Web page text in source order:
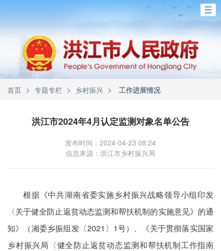
首页 > 专题专栏 > 乡村振兴 > 工作进展情况
洪江市2024年4月认定监测对象名单公告
发布时间：2024-04-23 08:24
信息来源：洪江市乡村振兴局
根据《中共湖南省委实施乡村振兴战略领导小组印发
〈关于健全防止返贫动态监测和帮扶机制的实施意见》的通
知》（湘委乡振组发〔2021〕1号）、《关于贯彻落实国家
乡村振兴局〈健全防止返贫动态监测和帮扶机制工作指南